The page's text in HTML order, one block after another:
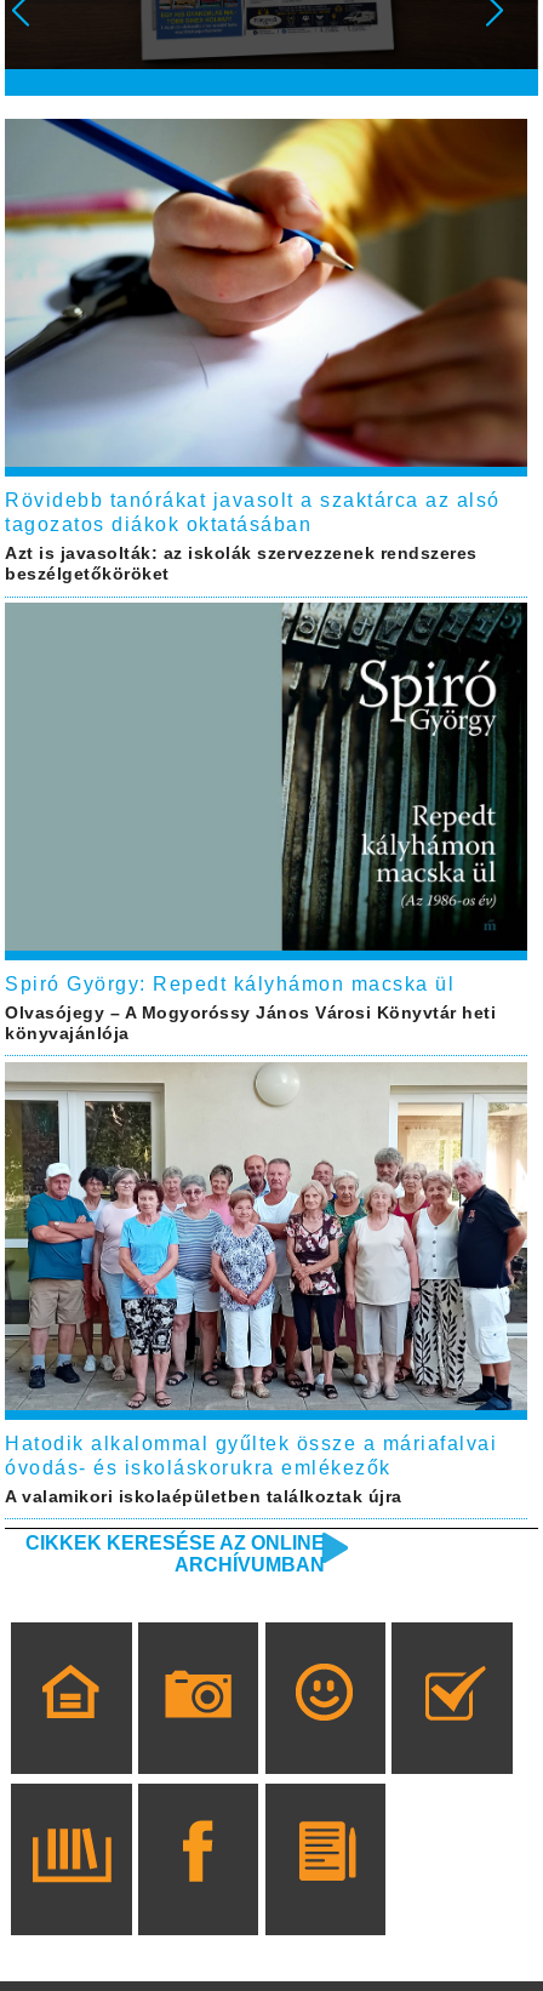
Rövidebb tanórákat javasolt a szaktárca az alsó
tagozatos diákok oktatásában
Azt is javasolták: az iskolák szervezzenek rendszeres
beszélgetőköröket
Spiró György: Repedt kályhámon macska ül
Olvasójegy – A Mogyoróssy János Városi Könyvtár heti
könyvajánlója
Hatodik alkalommal gyűltek össze a máriafalvai
óvodás- és iskoláskorukra emlékezők
A valamikori iskolaépületben találkoztak újra
CIKKEK KERESÉSE AZ ONLINE
ARCHÍVUMBAN